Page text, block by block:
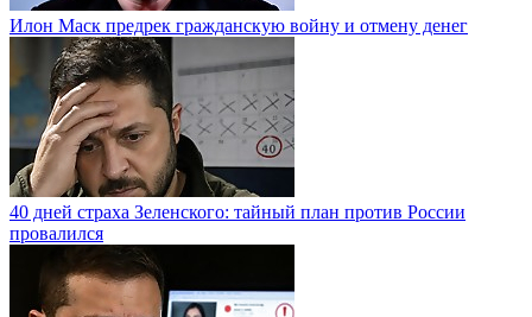
Илон Маск предрек гражданскую войну и отмену денег
40 дней страха Зеленского: тайный план против России
провалился